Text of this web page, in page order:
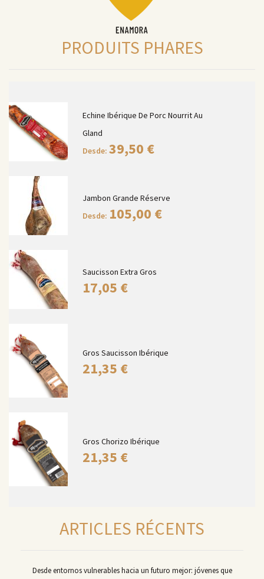
PRODUITS PHARES
Echine Ibérique De Porc Nourrit Au
Gland
Desde: 39,50 €
Jambon Grande Réserve
Desde: 105,00 €
Saucisson Extra Gros
17,05 €
Gros Saucisson Ibérique
21,35 €
Gros Chorizo Ibérique
21,35 €
ARTICLES RÉCENTS
Desde entornos vulnerables hacia un futuro mejor: jóvenes que